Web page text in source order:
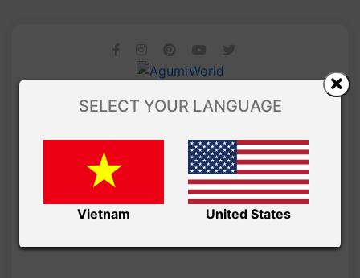
SELECT YOUR LANGUAGE
Vietnam United States